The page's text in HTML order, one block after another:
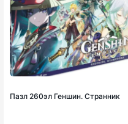
Пазл 260эл Геншин. Странник